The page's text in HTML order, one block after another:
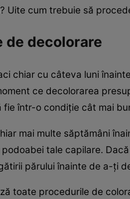
Uite cum trebuie să
de decolorare
chiar cu câteva luni
ce decolorarea
într-o condiţie cât mai
mai multe săptămâni
tale capilare.
părului înainte de a-ţi
toate procedurile de